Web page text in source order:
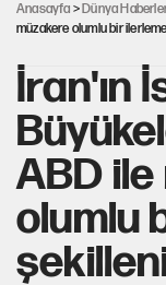
Anasayfa >Dünya
müzakere olumlu bir
İran'ın
ABD
olumlu